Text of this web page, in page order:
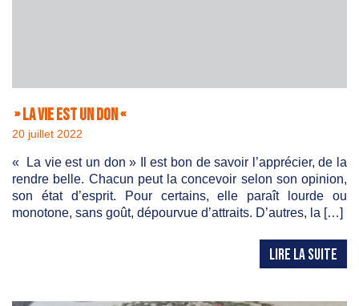
» la vie est un don «
20 juillet 2022
« La vie est un don » Il est bon de savoir l’apprécier, de la
rendre belle. Chacun peut la concevoir selon son opinion,
son état d’esprit. Pour certains, elle paraît lourde ou
monotone, sans goût, dépourvue d’attraits. D’autres, la […]
LIRE LA SUITE